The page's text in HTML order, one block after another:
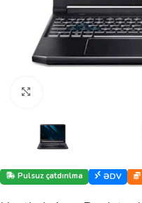
Pulsuz çatdırılma ƏDV